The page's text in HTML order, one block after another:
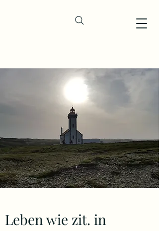
Leben wie zit. in